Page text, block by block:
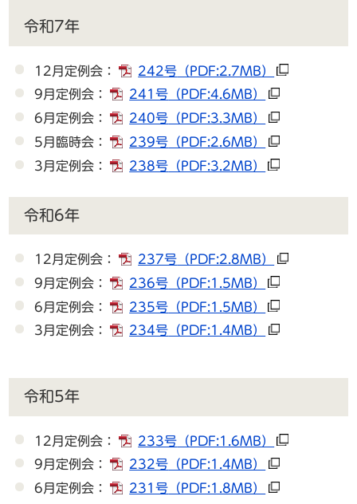
令和7年
12月定例会： 242号 （PDF:2.7MB）
9月定例会：
241号 （PDF:4.6MB）
6月定例会：
240号 （PDF:3.3MB）
5月臨時会：
239号 （PDF:2.6MB）
3月定例会：
238号 （PDF:3.2MB）
令和6年
12月定例会： 237号 （PDF:2.8MB）
9月定例会：
236号 （PDF:1.5MB）
6月定例会：
235号 （PDF:1.5MB）
3月定例会：
234号 （PDF:1.4MB）
令和5年
12月定例会： 233号 （PDF:1.6MB）
9月定例会：
232号 （PDF:1.4MB）
6月定例会：
231号 （PDF:1.8MB）